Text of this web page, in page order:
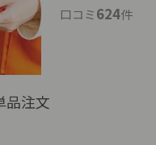
口コミ624件
品注文